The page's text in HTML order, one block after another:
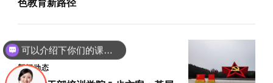
色教育新路径
UPDATED ON2025年9月10日
新闻动态
可以介绍下你们的课程吗？
你们是怎么收费的呢